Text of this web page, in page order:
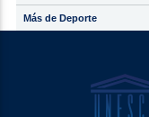
Más de Deporte